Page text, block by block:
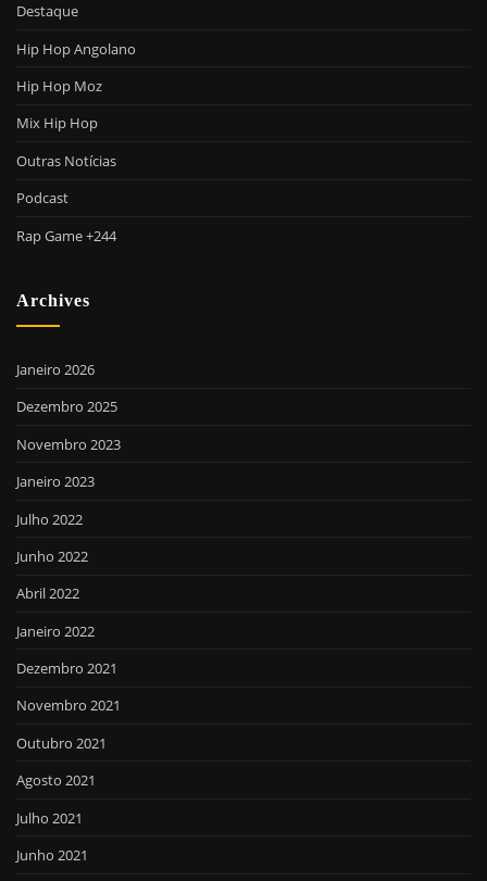
Destaque
Hip Hop Angolano
Hip Hop Moz
Mix Hip Hop
Outras Notícias
Podcast
Rap Game +244
Archives
Janeiro 2026
Dezembro 2025
Novembro 2023
Janeiro 2023
Julho 2022
Junho 2022
Abril 2022
Janeiro 2022
Dezembro 2021
Novembro 2021
Outubro 2021
Agosto 2021
Julho 2021
Junho 2021